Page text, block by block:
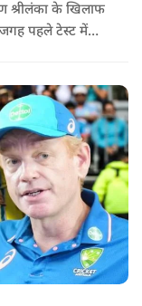
श्रीलंका के खिलाफ
पहले टेस्ट में